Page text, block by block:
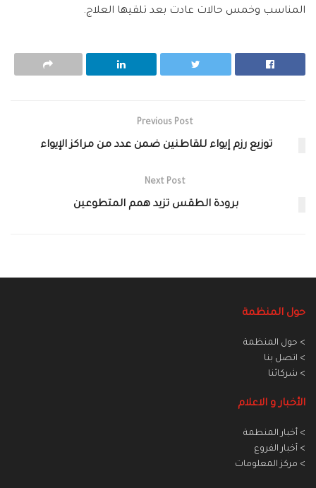
المناسب وخمس حالات عادت بعد تلقيها العلاج.
Previous Post
توزيع رزم إيواء للقاطنين ضمن عدد من مراكز الإيواء
Next Post
برودة الطقس تزيد همم المتطوعين
حول المنظمة
> حول المنظمة
> اتصل بنا
> شركائنا
الأخبار و الاعلام
> أخبار المنطمة
> أخبار الفروع
> مركز المعلومات